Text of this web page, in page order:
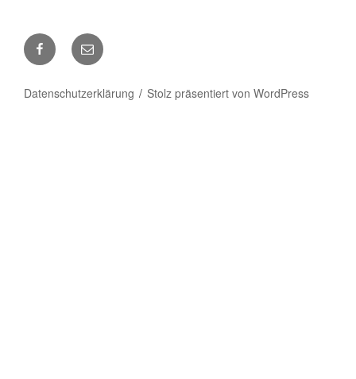
FacebookE-
Mail
Datenschutzerklärung Stolz präsentiert von WordPress